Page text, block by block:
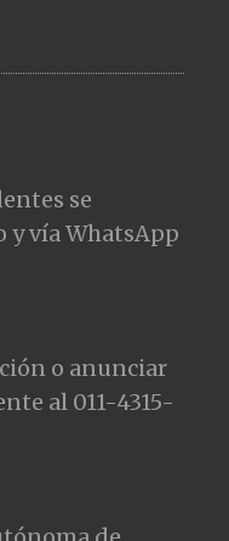
se
y vía WhatsApp
o anunciar
al 011-4315-